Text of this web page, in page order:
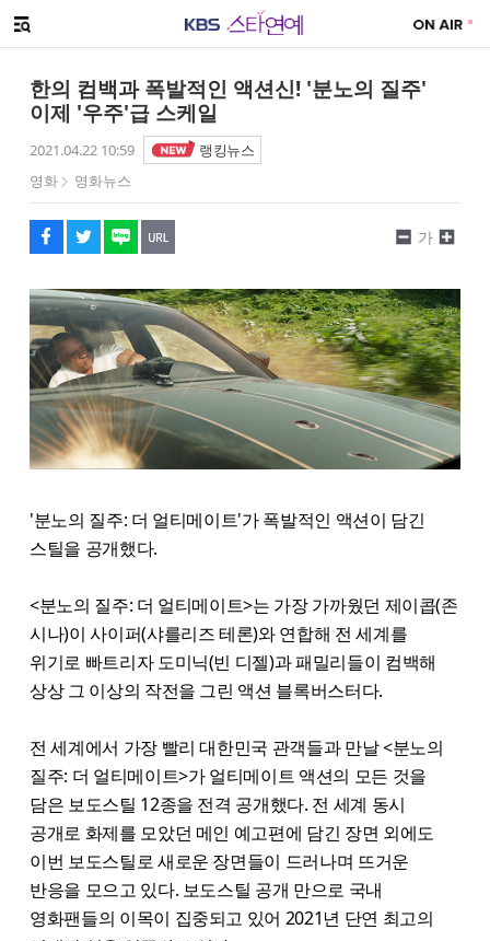
메뉴 열기
한의 컴백과 폭발적인 액션신! '분노의 질주'
이제 '우주'급 스케일
2021.04.22 10:59
랭킹뉴스
영화
영화뉴스
페이스북
트위터
네이버
URL복사
글씨 작게보기
가
글씨 크게보기
'분노의 질주: 더 얼티메이트'가 폭발적인 액션이 담긴
스틸을 공개했다.
<분노의 질주: 더 얼티메이트>는 가장 가까웠던 제이콥(존
시나)이 사이퍼(샤를리즈 테론)와 연합해 전 세계를
위기로 빠트리자 도미닉(빈 디젤)과 패밀리들이 컴백해
상상 그 이상의 작전을 그린 액션 블록버스터다.
전 세계에서 가장 빨리 대한민국 관객들과 만날 <분노의
질주: 더 얼티메이트>가 얼티메이트 액션의 모든 것을
담은 보도스틸 12종을 전격 공개했다. 전 세계 동시
공개로 화제를 모았던 메인 예고편에 담긴 장면 외에도
이번 보도스틸로 새로운 장면들이 드러나며 뜨거운
반응을 모으고 있다. 보도스틸 공개 만으로 국내
영화팬들의 이목이 집중되고 있어 2021년 단연 최고의
해시태그